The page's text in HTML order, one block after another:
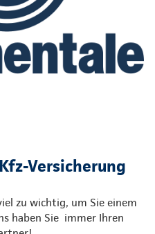
Versicherung
zu wichtig, um Sie einem
haben Sie immer Ihren